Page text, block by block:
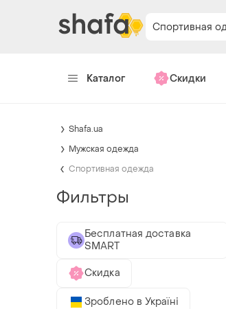
Каталог Скидки
Shafa.ua
Мужская одежда
Спортивная одежда
Фильтры
Бесплатная доставка
SMART
Скидка
Зроблено в Україні